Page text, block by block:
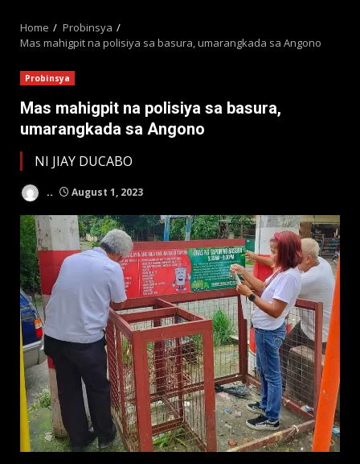
Home
Probinsya
Mas mahigpit na polisiya sa basura, umarangkada sa Angono
Probinsya
Mas mahigpit na polisiya sa basura,
umarangkada sa Angono
NI JIAY DUCABO
.. August 1, 2023